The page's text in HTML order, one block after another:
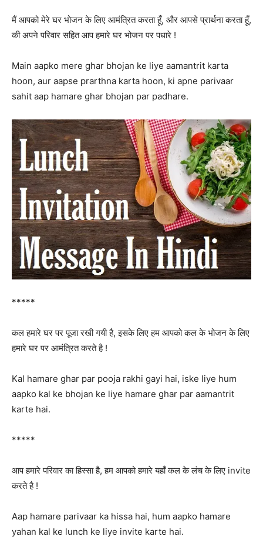
मैं आपको मेरे घर भोजन के लिए आमंत्रित करता हूँ, और आपसे प्रार्थना करता हूँ,
की अपने परिवार सहित आप हमारे घर भोजन पर पधारे !
Main aapko mere ghar bhojan ke liye aamantrit karta
hoon, aur aapse prarthna karta hoon, ki apne parivaar
sahit aap hamare ghar bhojan par padhare.
*****
कल हमारे घर पर पूजा रखी गयी है, इसके लिए हम आपको कल के भोजन के लिए
हमारे घर पर आमंत्रित करते है !
Kal hamare ghar par pooja rakhi gayi hai, iske liye hum
aapko kal ke bhojan ke liye hamare ghar par aamantrit
karte hai.
*****
आप हमारे परिवार का हिस्सा है, हम आपको हमारे यहाँ कल के लंच के लिए invite
करते है !
Aap hamare parivaar ka hissa hai, hum aapko hamare
yahan kal ke lunch ke liye invite karte hai.